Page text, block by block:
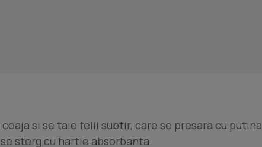
si se taie felii subtir, care se presara cu putina
sterg cu hartie absorbanta.